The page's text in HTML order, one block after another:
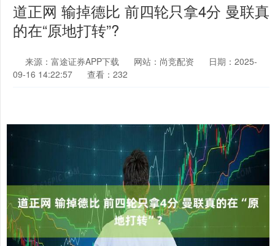
道正网 输掉德比 前四轮只拿4分 曼联真
的在“原地打转”?
来源：富途证券APP下载 网站：尚竞配资
日期：2025-
09-16 14:22:57
查看：232